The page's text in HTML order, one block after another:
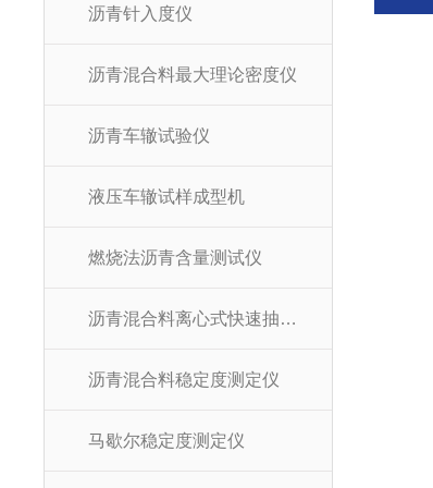
沥青针入度仪
沥青混合料最大理论密度仪
沥青车辙试验仪
液压车辙试样成型机
燃烧法沥青含量测试仪
沥青混合料离心式快速抽提仪
沥青混合料稳定度测定仪
马歇尔稳定度测定仪